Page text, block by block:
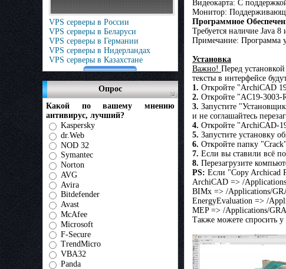
VPS серверы в России
VPS серверы в Беларуси
VPS серверы в Германии
VPS серверы в Нидерландах
VPS серверы в Казахстане
Опрос
Какой по вашему мнению
антивирус, лучший?
Kaspersky
dr.Web
NOD 32
Symantec
Norton
AVG
Avira
Bitdefender
Avast
McAfee
Microsoft
F-Secure
TrendMicro
VBA32
Panda
Видеокарта: С
Монитор:
Программное
Требуется наличие Java
Примечание: Программа
Установка
Важно! Перед
тексты в интерфейсе
1. Откройте "ArchiCAD
2. Откройте "AC19-3003-
3. Запустите
и не соглашайтесь
4. Откройте "ArchiCAD-
5. Запустите установку
6. Откройте папку
7. Если вы ставили всё
8. Перезагрузите
PS: Если "Copy Archicad
ArchiCAD => /
BIMx => /Applications/
EnergyEvaluation => /
MEP => /Applications/
Также можете спросить